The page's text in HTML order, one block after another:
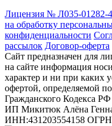
Лицензия № Л035-01282-
на обработку
конфиденциальности
рассылок Договор-оферта
Сайт предназначен для
на сайте информация
характер и ни при каких
офертой, определяемой
Гражданского Кодекса РФ
ИП Микитюк Алёна
ИНН:431203554158